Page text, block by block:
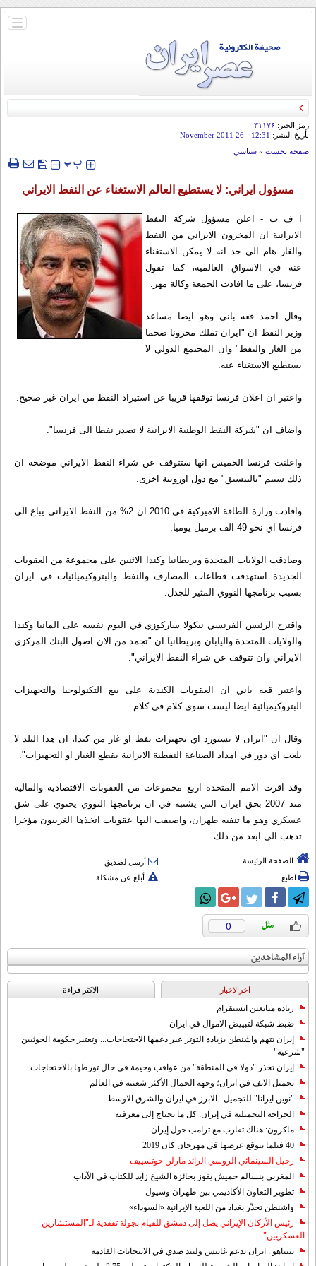
باز
رمز الخبر: ۳۱۱۷۶
تأريخ النشر: 12:31
- 26 November 2011
صفحه نخست » سياسي
‍‍‍ پپ
مسؤول ايراني: لا يستطيع العالم الاستغناء عن النفط الايراني
ا ف ب - اعلن مسؤول شركة النفط
الايرانية ان المخزون الايراني من النفط
والغاز هام الى حد انه لا يمكن الاستغناء
عنه في الاسواق العالمية، كما تقول
فرنسا، على ما افادت الجمعة وكالة مهر.
وقال احمد قعه باني وهو ايضا مساعد
وزير النفط ان "ايران تملك مخزونا ضخما
من الغاز والنفط" وان المجتمع الدولي لا
يستطيع الاستغناء عنه.
واعتبر ان اعلان فرنسا توقفها قريبا عن استيراد النفط من ايران غير صحيح.
واضاف ان "شركة النفط الوطنية الايرانية لا تصدر نفطا الى فرنسا".
واعلنت فرنسا الخميس انها ستتوقف عن شراء النفط الايراني موضحة ان
ذلك سيتم "بالتنسيق" مع دول اوروبية اخرى.
وافادت وزارة الطاقة الاميركية في 2010 ان 2% من النفط الايراني يباع الى
فرنسا اي نحو 49 الف برميل يوميا.
وصادقت الولايات المتحدة وبريطانيا وكندا الاثنين على مجموعة من العقوبات
الجديدة استهدفت قطاعات المصارف والنفط والبتروكيميائيات في ايران
بسبب برنامجها النووي المثير للجدل.
واقترح الرئيس الفرنسي نيكولا ساركوزي في اليوم نفسه على المانيا وكندا
والولايات المتحدة واليابان وبريطانيا ان "تجمد من الان اصول البنك المركزي
الايراني وان تتوقف عن شراء النفط الايراني".
واعتبر قعه باني ان العقوبات الكندية على بيع التكنولوجيا والتجهيزات
البتروكيميائية ايضا ليست سوى كلام في كلام.
وقال ان "ايران لا تستورد اي تجهيزات نفط او غاز من كندا، ان هذا البلد لا
يلعب اي دور في امداد الصناعة النفطية الايرانية بقطع الغيار او التجهيزات".
وقد اقرت الامم المتحدة اربع مجموعات من العقوبات الاقتصادية والمالية
منذ 2007 بحق ايران التي يشتبه في ان برنامجها النووي يحتوي على شق
عسكري وهو ما تنفيه طهران، واضيفت اليها عقوبات اتخذها الغربيون مؤخرا
تذهب الى ابعد من ذلك.
الصفحة الرئيسة
أرسل لصديق
اطبع
أبلغ عن مشكلة
0
آراء المشاهدين
آخرالاخبار الاکثر قراءة
زيادة متابعين انستقرام
ضبط شبكة لتبييض الاموال في ايران
إيران تتهم واشنطن بزيادة التوتر عبر دعمها الاحتجاجات... وتعتبر حكومة الحوثيين
"شرعية"
إيران تحذر "دولا في المنطقة" من عواقب وخيمة في حال تورطها بالاحتجاجات
تجميل الانف في ايران؛ وجهة الجمال الأكثر شعبية في العالم
"نوين ايرانا" للتجميل ..الابرز في ايران والشرق الاوسط
الجراحة التجميلية في إيران: كل ما تحتاج إلى معرفته
ماكرون: هناك تقارب مع ترامب حول إيران
40 فيلما يتوقع عرضها في مهرجان كان 2019
رحيل السينمائي الروسي الرائد مارلن خوتسييف
المغربي بنسالم حميش يفوز بجائزة الشيخ زايد للكتاب في الآداب
تطوير التعاون الأكاديمي بين طهران وسيول
واشنطن تحذّر بغداد من اللعبة الإيرانية «السوداء»
رئيس الأركان الإيراني يصل إلى دمشق للقيام بجولة تفقدية لـ"المستشارين
العسكريين"
نتنياهو : ايران تدعم غانتس ولبيد ضدي في الانتخابات القادمة